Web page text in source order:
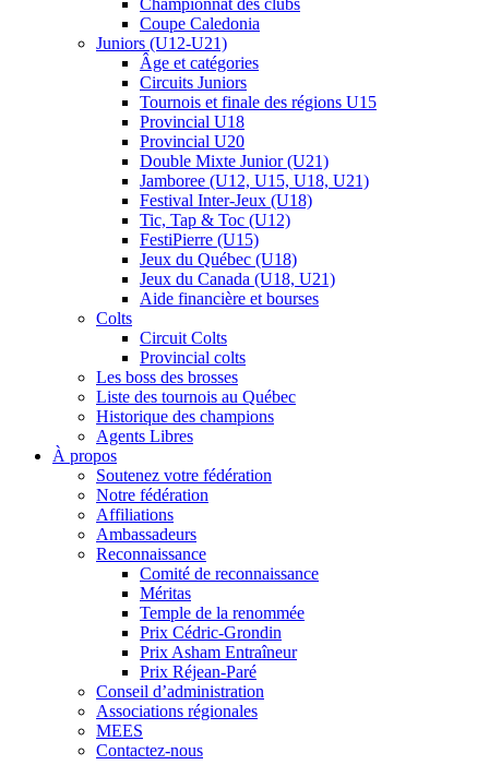
Championnat des clubs
Coupe Caledonia
Juniors (U12-U21)
Âge et catégories
Circuits Juniors
Tournois et finale des régions U15
Provincial U18
Provincial U20
Double Mixte Junior (U21)
Jamboree (U12, U15, U18, U21)
Festival Inter-Jeux (U18)
Tic, Tap & Toc (U12)
FestiPierre (U15)
Jeux du Québec (U18)
Jeux du Canada (U18, U21)
Aide financière et bourses
Colts
Circuit Colts
Provincial colts
Les boss des brosses
Liste des tournois au Québec
Historique des champions
Agents Libres
À propos
Soutenez votre fédération
Notre fédération
Affiliations
Ambassadeurs
Reconnaissance
Comité de reconnaissance
Méritas
Temple de la renommée
Prix Cédric-Grondin
Prix Asham Entraîneur
Prix Réjean-Paré
Conseil d’administration
Associations régionales
MEES
Contactez-nous